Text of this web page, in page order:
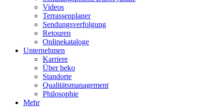
Videos
Terrassenplaner
Sendungsverfolgung
Retouren
Onlinekataloge
Unternehmen
Karriere
Über beko
Standorte
Qualitätsmanagement
Philosophie
Mehr